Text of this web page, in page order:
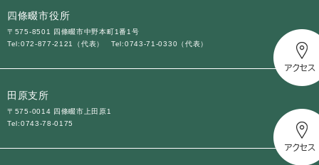
四條畷市役所
〒575-8501 四條畷市中野本町1番1号
Tel:072-877-2121（代表）
Tel:0743-71-0330（代表）
田原支所
〒575-0014 四條畷市上田原1
Tel:0743-78-0175